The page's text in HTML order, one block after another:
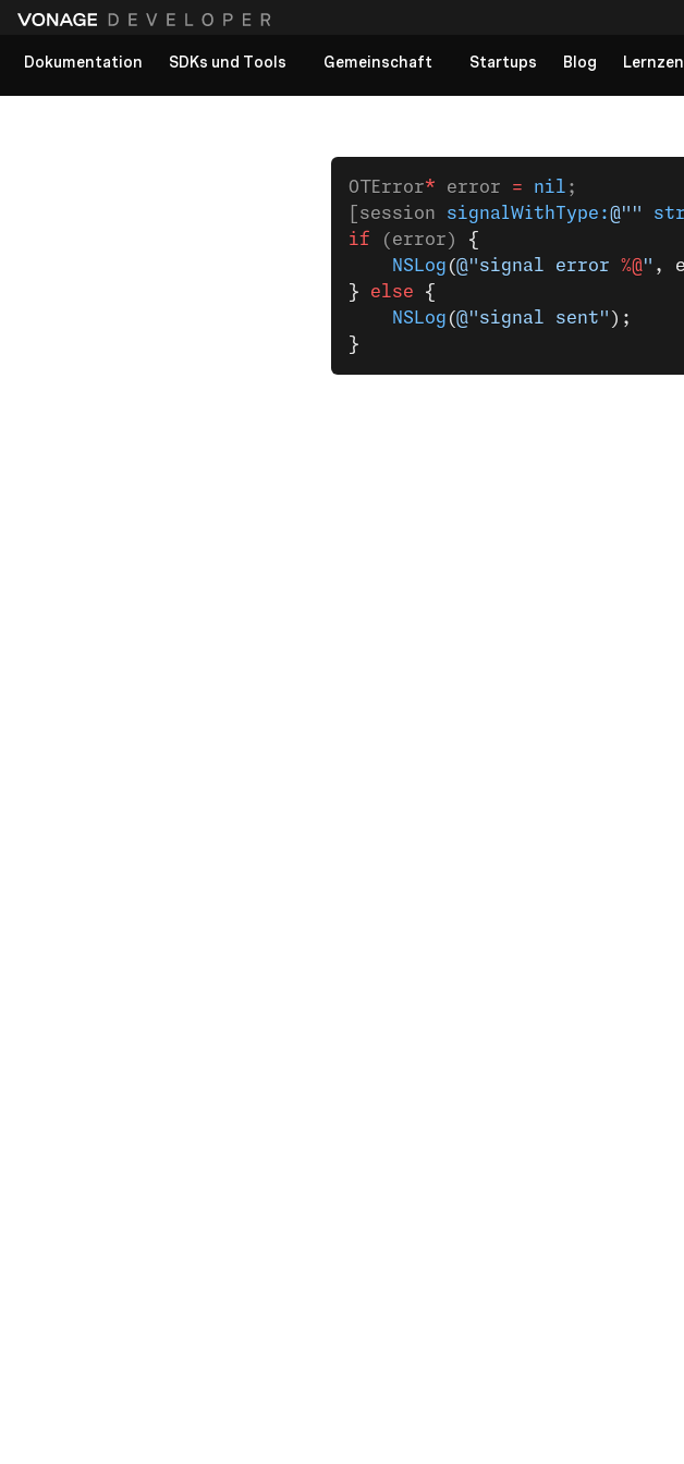
Dokumentation
SDKs und Tools Gemeinschaft Startups Blog
OTError* error = nil ;
[session signalWithType:@""
if (error) {
    NSLog
(@"signal error %@" ,
} else {
    NSLog
(@"signal sent" );
}